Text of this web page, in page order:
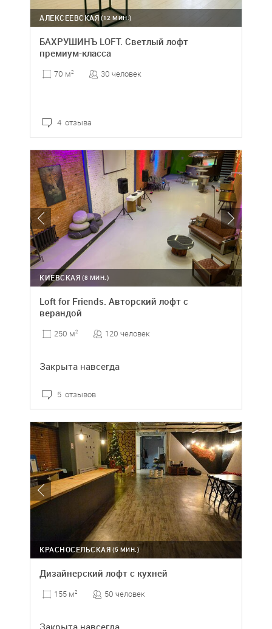
(12 МИН.)
АЛЕКСЕЕВСКАЯ
БАХРУШИНЪ LOFT. Светлый лофт
премиум-класса
70 м2 30 человек
4 отзыва
(8 МИН.)
КИЕВСКАЯ
Loft for Friends. Авторский лофт с
верандой
250 м2 120 человек
Закрыта навсегда
5 отзывов
(5 МИН.)
КРАСНОСЕЛЬСКАЯ
Дизайнерский лофт с кухней
155 м2 50 человек